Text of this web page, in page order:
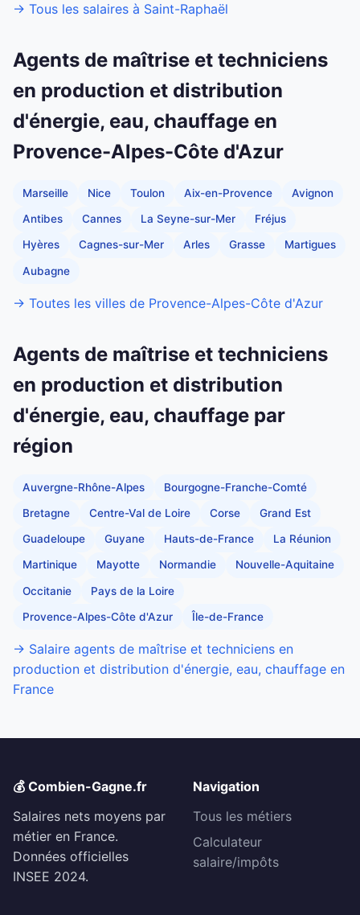
→ Tous les salaires à Saint-Raphaël
Agents de maîtrise et techniciens
en production et distribution
d'énergie, eau, chauffage en
Provence-Alpes-Côte d'Azur
Marseille Nice Toulon Aix-en-Provence Avignon
Antibes Cannes La Seyne-sur-Mer Fréjus
Hyères Cagnes-sur-Mer Arles Grasse Martigues
Aubagne
→ Toutes les villes de Provence-Alpes-Côte d'Azur
Agents de maîtrise et techniciens
en production et distribution
d'énergie, eau, chauffage par
région
Auvergne-Rhône-Alpes Bourgogne-Franche-Comté
Bretagne Centre-Val de Loire Corse Grand Est
Guadeloupe Guyane Hauts-de-France La Réunion
Martinique Mayotte Normandie Nouvelle-Aquitaine
Occitanie Pays de la Loire
Provence-Alpes-Côte d'Azur Île-de-France
→ Salaire agents de maîtrise et techniciens en
production et distribution d'énergie, eau, chauffage en
France
💰 Combien-Gagne.fr
Salaires nets moyens par
métier en France.
Données officielles
INSEE 2024.
Navigation
Tous les métiers
Calculateur
salaire/impôts